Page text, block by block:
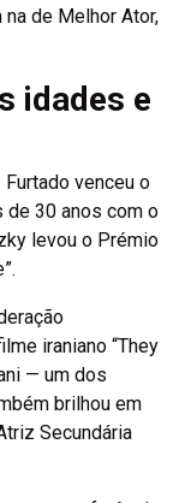
de Melhor Ator,
idades e
venceu o
de 30 anos com o
levou o Prémio
iraniano “They
— um dos
brilhou em
Secundária